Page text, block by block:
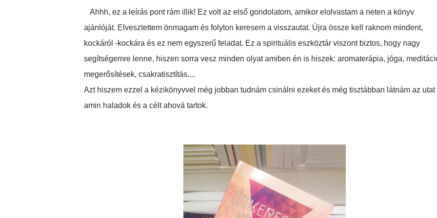
Ahhh, ez a leírás pont rám illik! Ez volt az első gondolatom, amikor elolvastam a neten a könyv
ajánlóját. Elvesztettem önmagam és folyton keresem a visszautat. Újra össze kell raknom mindent,
kockáról -kockára és ez nem egyszerű feladat. Ez a spirituális eszköztár viszont biztos, hogy nagy
segítségemre lenne, hiszen sorra vesz minden olyat amiben én is hiszek: aromaterápia, jóga,
megerősítések, csakratisztítás....
Azt hiszem ezzel a kézikönyvvel még jobban tudnám csinálni ezeket és még tisztábban látnám az utat
amin haladok és a célt ahová tartok.